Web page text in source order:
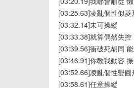
[03:25.63]凌亂個性似
[03:32.14]未可操縱
[03:33.38]就算偶然失
[03:39.56]衝破死胡同
[03:46.91]你教我動容
[03:52.66]凌亂個性變
[03:58.61]任意操縱